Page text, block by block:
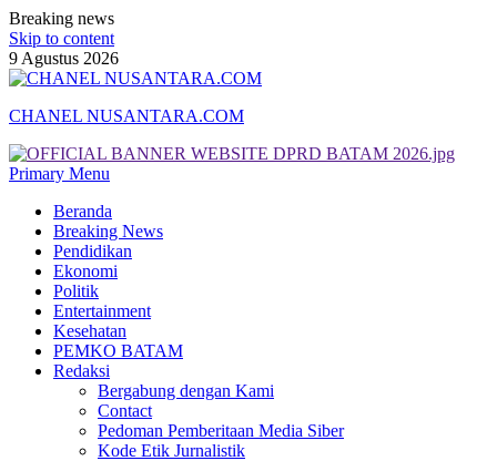
Breaking news
Skip to content
9 Agustus 2026
CHANEL NUSANTARA.COM
Primary Menu
Beranda
Breaking News
Pendidikan
Ekonomi
Politik
Entertainment
Kesehatan
PEMKO BATAM
Redaksi
Bergabung dengan Kami
Contact
Pedoman Pemberitaan Media Siber
Kode Etik Jurnalistik